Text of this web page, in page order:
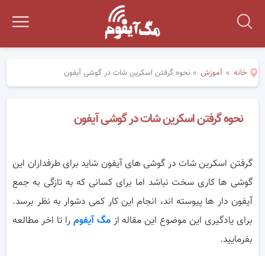
خانه » آموزش » نحوه گرفتن اسکرین شات در گوشی آیفون
نحوه گرفتن اسکرین شات در گوشی آیفون
گرفتن اسکرین شات در گوشی های آیفون شاید برای طرفداران این
گوشی ها کاری سخت نباشد اما برای کسانی که به تازگی به جمع
آیفون دار هاپیوسته اند، انجام این کار کمی دشوار به نظر برسد.
برای یادگیری این موضوع این مقاله ازمگ آیفوم را تا اخر مطالعه
بفرمایید.